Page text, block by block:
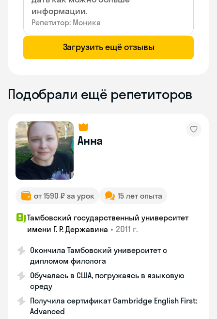
информации.
Репетитор: Моника
Загрузить ещё отзывы
Подобрали ещё репетиторов
Анна
от 1590 ₽ за урок 15 лет опыта
Тамбовский государственный университет
имени Г. Р. Державина • 2011 г.
Окончила Тамбовский университет с
дипломом филолога
Обучалась в США, погружаясь в языковую
среду
Получила сертификат Cambridge English First:
Advanced